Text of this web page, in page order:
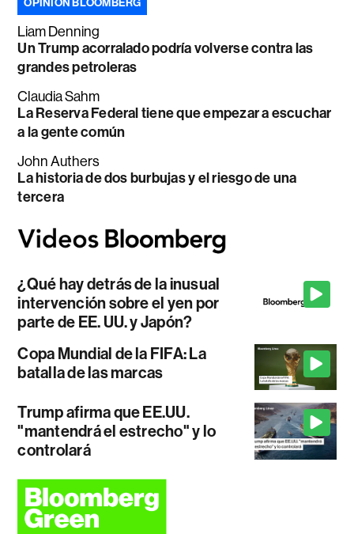
OPINIÓN BLOOMBERG
Liam Denning
Un Trump acorralado podría volverse contra las
grandes petroleras
Claudia Sahm
La Reserva Federal tiene que empezar a escuchar
a la gente común
John Authers
La historia de dos burbujas y el riesgo de una
tercera
¿Qué hay detrás de la inusual
intervención sobre el yen por
parte de EE. UU. y Japón?
Copa Mundial de la FIFA: La
batalla de las marcas
Trump afirma que EE.UU.
"mantendrá el estrecho" y lo
controlará